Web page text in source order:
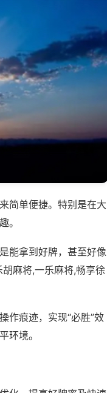
简单便捷。特别是在大
。
能拿到好牌，甚至好像
麻将,一乐麻将,畅享徐
作痕迹，实现“必胜”效
环境。